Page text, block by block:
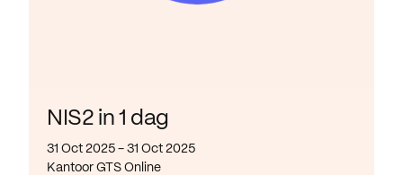
NIS2 in 1 dag
31 Oct 2025 - 31 Oct 2025
Kantoor GTS Online